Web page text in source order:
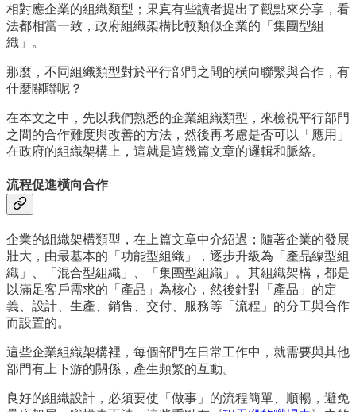
相對應企業的組織類型；果真有些讀者提出了觀點來分享，看
法都相當一致，政府組織架構比較類似企業的「集團型組
織」。
那麼，不同組織類型對於平行部門之間的橫向聯繫與合作，有
什麼關聯呢？
在本文之中，先以我們熟悉的企業組織類型，來檢視平行部門
之間的合作難度與改善的方法，然後再考慮是否可以「應用」
在政府的組織架構上，這就是這幾篇文章的邏輯和脈絡。
流程促進橫向合作
企業的組織架構類型，在上篇文章中介紹過；隨著企業的發展
壯大，由最基本的「功能型組織」，逐步升級為「產品線型組
織」、「混合型組織」、「集團型組織」。其組織架構，都是
以滿足客戶需求的「產品」為核心，然後針對「產品」的定
義、設計、生產、銷售、交付、服務等「流程」的分工與合作
而設置的。
這些企業組織架構裡，每個部門在日常工作中，就需要與其他
部門有上下游的關係，產生頻繁的互動。
良好的組織設計，必須要使「做事」的流程簡單、順暢，避免